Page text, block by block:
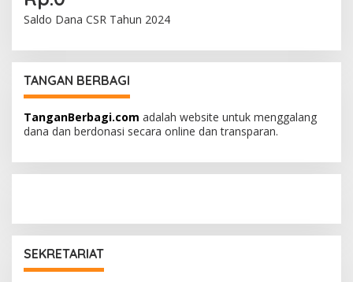
Saldo Dana CSR Tahun 2024
TANGAN BERBAGI
TanganBerbagi.com adalah website untuk menggalang
dana dan berdonasi secara online dan transparan.
SEKRETARIAT